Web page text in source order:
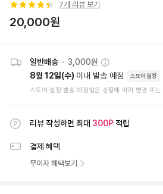
7개 리뷰 보기
20,000원
일반배송 • 3,000원
8월 12일(수) 이내 발송 예정 스토어설정
스토어 설정 발송 예정일은 상황에 따라 변경 또
리뷰 작성하면 최대 300P 적립
결제 혜택
무이자 혜택보기